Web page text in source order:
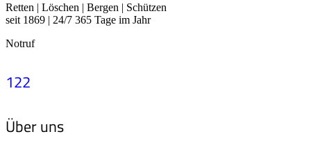
Retten | Löschen | Bergen | Schützen
seit 1869 | 24/7 365 Tage im Jahr
Notruf
122
Über uns